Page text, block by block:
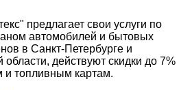
предлагает свои услуги по
автомобилей и бытовых
в Санкт-Петербурге и
области, действуют скидки до 7%
и топливным картам.